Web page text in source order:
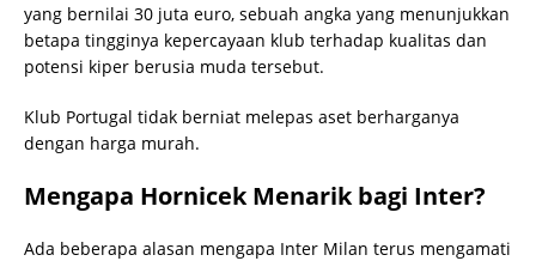
yang bernilai 30 juta euro, sebuah angka yang menunjukkan
betapa tingginya kepercayaan klub terhadap kualitas dan
potensi kiper berusia muda tersebut.
Klub Portugal tidak berniat melepas aset berharganya
dengan harga murah.
Mengapa Hornicek Menarik bagi Inter?
Ada beberapa alasan mengapa Inter Milan terus mengamati